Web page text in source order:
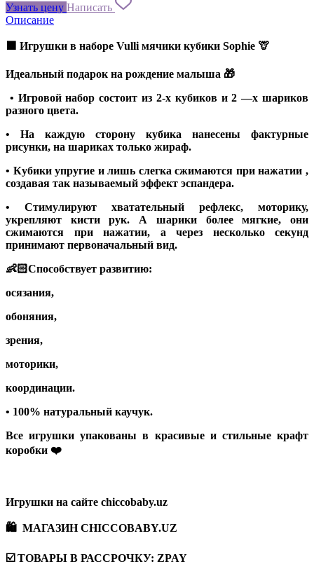
Узнать цену Написать
Описание
🟩 Игрушки в наборе Vulli мячики кубики Sophie 🦒
Идеальный подарок на рождение малыша 🎁
• Игровой набор состоит из 2-х кубиков и 2 —х шариков
разного цвета.
• На каждую сторону кубика нанесены фактурные
рисунки, на шариках только жираф.
• Кубики упругие и лишь слегка сжимаются при нажатии ,
создавая так называемый эффект эспандера.
• Стимулируют хватательный рефлекс, моторику,
укрепляют кисти рук. А шарики более мягкие, они
сжимаются при нажатии, а через несколько секунд
принимают первоначальный вид.
👶🏻Способствует развитию:
осязания,
обоняния,
зрения,
моторики,
координации.
• 100% натуральный каучук.
Все игрушки упакованы в красивые и стильные крафт
коробки ❤️
Игрушки на сайте chiccobaby.uz
🛍 МАГАЗИН CHICCOBABY.UZ
☑️ ТОВАРЫ В РАССРОЧКУ: ZPAY